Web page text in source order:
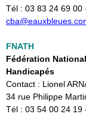
Tél : 03 83 24 69 00
cba
FNATH
Fédération
Handicapés
Contact : Lionel
34 rue Philippe
Tél : 03 54 00 24 19